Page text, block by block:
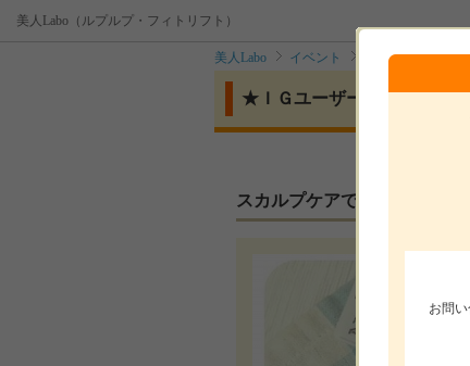
美人Labo（ルプルプ・フィトリフト）
美人Labo イベント ★ＩＧユーザー
お問
★ＩＧユーザー様限定【Ｌ
スカルプケアで頭皮スッキリ